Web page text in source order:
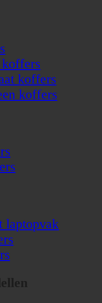
koffers
koffers
laptopvak